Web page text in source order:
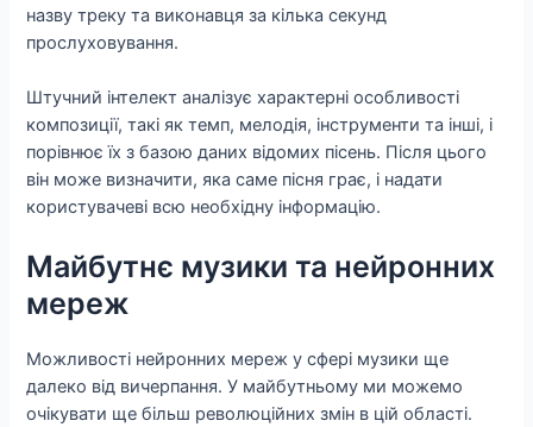
назву треку та виконавця за кілька секунд
прослуховування.
Штучний інтелект аналізує характерні особливості
композиції, такі як темп, мелодія, інструменти та інші, і
порівнює їх з базою даних відомих пісень. Після цього
він може визначити, яка саме пісня грає, і надати
користувачеві всю необхідну інформацію.
Майбутнє музики та нейронних
мереж
Можливості нейронних мереж у сфері музики ще
далеко від вичерпання. У майбутньому ми можемо
очікувати ще більш революційних змін в цій області.